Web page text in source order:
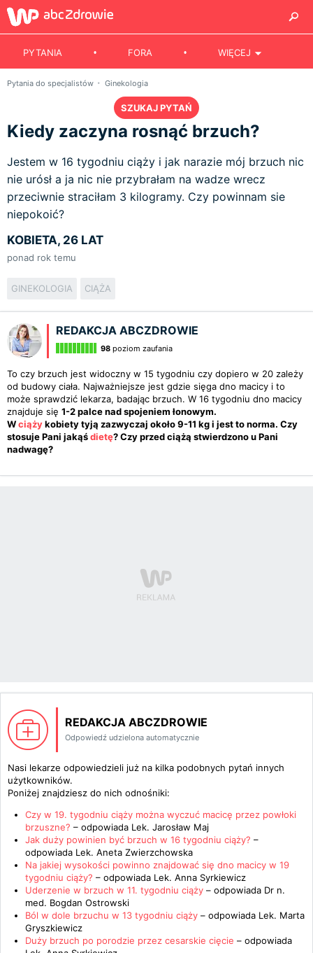
PYTANIA FORA WIĘCEJ
Pytania do specjalistów Ginekologia
SZUKAJ PYTAŃ
Kiedy zaczyna rosnąć brzuch?
Jestem w 16 tygodniu ciąży i jak narazie mój brzuch nic
nie urósł a ja nic nie przybrałam na wadze wrecz
przeciwnie straciłam 3 kilogramy. Czy powinnam sie
niepokoić?
KOBIETA, 26 LAT
ponad rok temu
GINEKOLOGIA CIĄŻA
REDAKCJA ABCZDROWIE
98 poziom zaufania
To czy brzuch jest widoczny w 15 tygodniu czy dopiero w 20 zależy
od budowy ciała. Najważniejsze jest gdzie sięga dno macicy i to
może sprawdzić lekarza, badając brzuch. W 16 tygodniu dno macicy
znajduje się 1-2 palce nad spojeniem łonowym.
Wciążykobiety tyją zazwyczaj około 9-11 kg i jest to norma. Czy
stosuje Pani jakąśdietę? Czy przed ciążą stwierdzono u Pani
nadwagę?
REDAKCJA ABCZDROWIE
Odpowiedź udzielona automatycznie
Nasi lekarze odpowiedzieli już na kilka podobnych pytań innych
użytkowników.
Poniżej znajdziesz do nich odnośniki:
Czy w 19. tygodniu ciąży można wyczuć macicę przez powłoki
brzuszne? – odpowiada Lek. Jarosław Maj
Jak duży powinien być brzuch w 16 tygodniu ciąży? –
odpowiada Lek. Aneta Zwierzchowska
Na jakiej wysokości powinno znajdować się dno macicy w 19
tygodniu ciąży? – odpowiada Lek. Anna Syrkiewicz
Uderzenie w brzuch w 11. tygodniu ciąży – odpowiada Dr n.
med. Bogdan Ostrowski
Ból w dole brzuchu w 13 tygodniu ciąży – odpowiada Lek. Marta
Gryszkiewicz
Duży brzuch po porodzie przez cesarskie cięcie – odpowiada